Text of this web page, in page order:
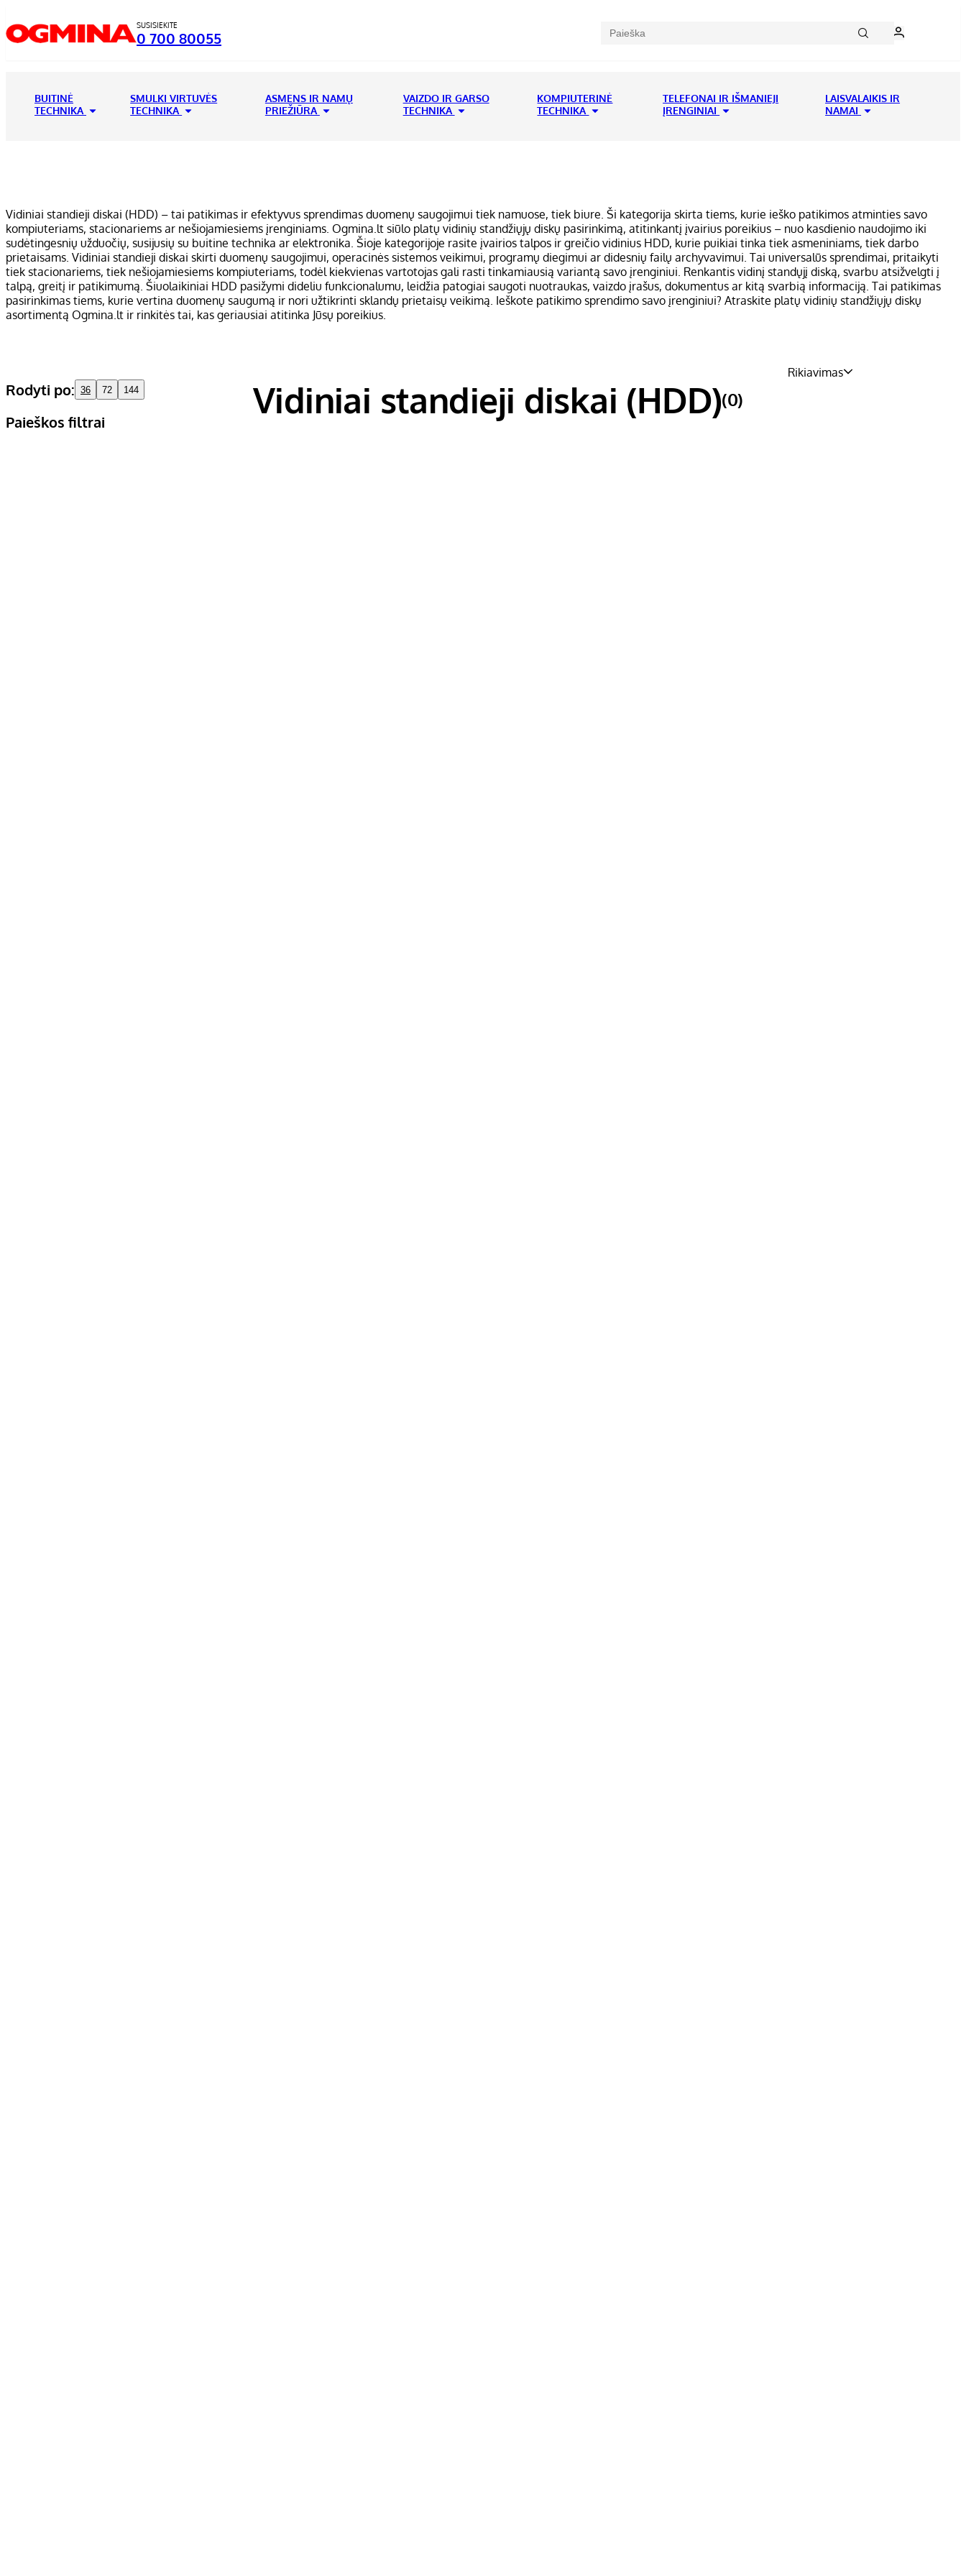
SUSISIEKITE
0 700 80055
BUITINĖ
TECHNIKA
SMULKI VIRTUVĖS
TECHNIKA
ASMENS IR NAMŲ
PRIEŽIŪRA
VAIZDO IR GARSO
TECHNIKA
KOMPIUTERINĖ
TECHNIKA
TELEFONAI IR IŠMANIEJI
ĮRENGINIAI
LAISVALAIKIS IR
NAMAI
Vidiniai standieji diskai (HDD) – tai patikimas ir efektyvus sprendimas duomenų saugojimui tiek namuose, tiek biure. Ši kategorija skirta tiems, kurie ieško patikimos atminties savo
kompiuteriams, stacionariems ar nešiojamiesiems įrenginiams. Ogmina.lt siūlo platų vidinių standžiųjų diskų pasirinkimą, atitinkantį įvairius poreikius – nuo kasdienio naudojimo iki
sudėtingesnių užduočių, susijusių su buitine technika ar elektronika. Šioje kategorijoje rasite įvairios talpos ir greičio vidinius HDD, kurie puikiai tinka tiek asmeniniams, tiek darbo
prietaisams. Vidiniai standieji diskai skirti duomenų saugojimui, operacinės sistemos veikimui, programų diegimui ar didesnių failų archyvavimui. Tai universalūs sprendimai, pritaikyti
tiek stacionariems, tiek nešiojamiesiems kompiuteriams, todėl kiekvienas vartotojas gali rasti tinkamiausią variantą savo įrenginiui. Renkantis vidinį standųjį diską, svarbu atsižvelgti į
talpą, greitį ir patikimumą. Šiuolaikiniai HDD pasižymi dideliu funkcionalumu, leidžia patogiai saugoti nuotraukas, vaizdo įrašus, dokumentus ar kitą svarbią informaciją. Tai patikimas
pasirinkimas tiems, kurie vertina duomenų saugumą ir nori užtikrinti sklandų prietaisų veikimą. Ieškote patikimo sprendimo savo įrenginiui? Atraskite platų vidinių standžiųjų diskų
asortimentą Ogmina.lt ir rinkitės tai, kas geriausiai atitinka Jūsų poreikius.
Rodyti po: 36 72 144
Paieškos filtrai
Vidiniai standieji diskai (HDD)(0)
Rikiavimas